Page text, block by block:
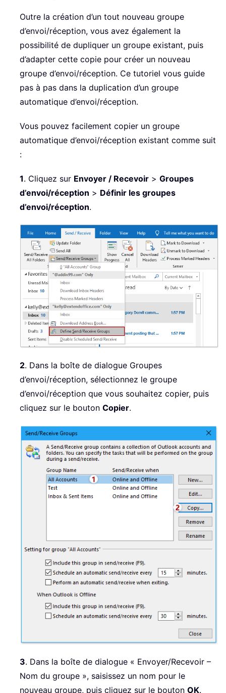
Outre la création d’un tout nouveau groupe
d’envoi/réception, vous avez également la
possibilité de dupliquer un groupe existant, puis
d’adapter cette copie pour créer un nouveau
groupe d’envoi/réception. Ce tutoriel vous guide
pas à pas dans la duplication d’un groupe
automatique d’envoi/réception.
Vous pouvez facilement copier un groupe
automatique d’envoi/réception existant comme suit
:
1. Cliquez sur Envoyer / Recevoir > Groupes
d’envoi/réception > Définir les groupes
d’envoi/réception.
2. Dans la boîte de dialogue Groupes
d’envoi/réception, sélectionnez le groupe
d’envoi/réception que vous souhaitez copier, puis
cliquez sur le bouton Copier.
3. Dans la boîte de dialogue « Envoyer/Recevoir –
Nom du groupe », saisissez un nom pour le
nouveau groupe, puis cliquez sur le bouton OK.